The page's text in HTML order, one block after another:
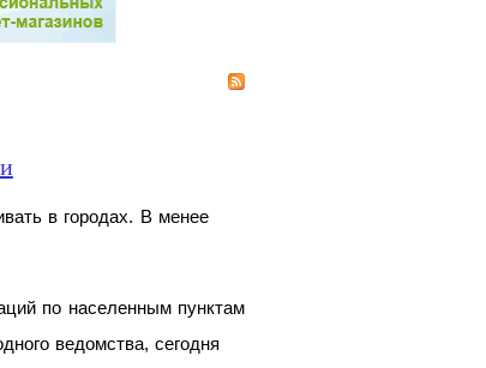
в городах. В менее
по населенным пунктам
ведомства, сегодня